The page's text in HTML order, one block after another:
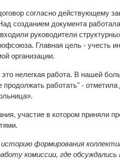
согласно действующему
созданием документа
руководители
Главная цель - учесть
организации.
нелегкая работа. В нашей
работать" - отметила
участие в котором приняли
формирования
комиссии, где